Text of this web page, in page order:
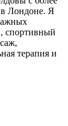
Лондоне. Я
спортивный
терапия и